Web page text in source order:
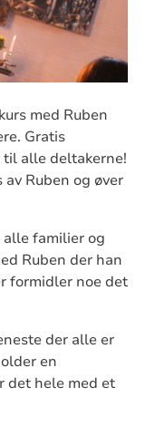
med Ruben
Gratis
alle deltakerne!
Ruben og øver
familier og
Ruben der han
formidler noe det
der alle er
en
det hele med et